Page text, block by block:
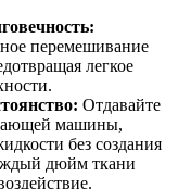
перемешивание
легкое
Отдавайте
машины,
без создания
дюйм ткани